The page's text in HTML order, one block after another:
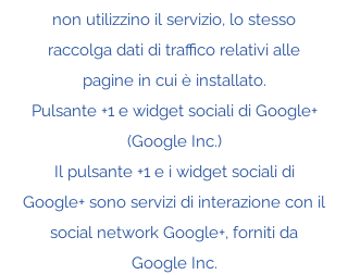
non utilizzino il servizio, lo stesso
raccolga dati di traffico relativi alle
pagine in cui è installato.
Pulsante +1 e widget sociali di Google+
(Google Inc.)
Il pulsante +1 e i widget sociali di
Google+ sono servizi di interazione con il
social network Google+, forniti da
Google Inc.